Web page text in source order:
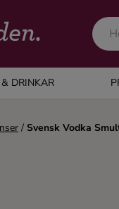
DRINKAR
/ Svensk Vodka